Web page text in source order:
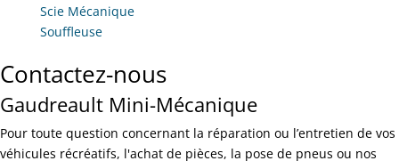
Scie Mécanique
Souffleuse
Contactez-nous
Gaudreault Mini-Mécanique
Pour toute question concernant la réparation ou l’entretien de vos
véhicules récréatifs, l'achat de pièces, la pose de pneus ou nos